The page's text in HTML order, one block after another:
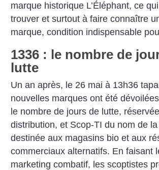
marque historique L’Éléphant, ce
trouver et surtout à faire connaître
marque, condition indispensable
1336 : le nombre de
lutte
Un an après, le 26 mai à 13h36
nouvelles marques ont été
le nombre de jours de lutte,
distribution, et Scop-TI du nom de
destinée aux magasins bio et aux
commerciaux alternatifs. En faisant
marketing combatif, les scoptistes